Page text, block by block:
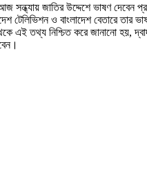
সন্ধ্যায় জাতির উদ্দেশে ভাষণ দেবেন
টেলিভিশন ও বাংলাদেশ বেতারে তার
এই তথ্য নিশ্চিত করে জানানো হয়,